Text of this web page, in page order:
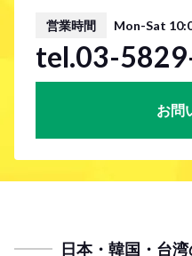
営業時間 Mon-Sat
tel.03-
お問
日本・韓国・台